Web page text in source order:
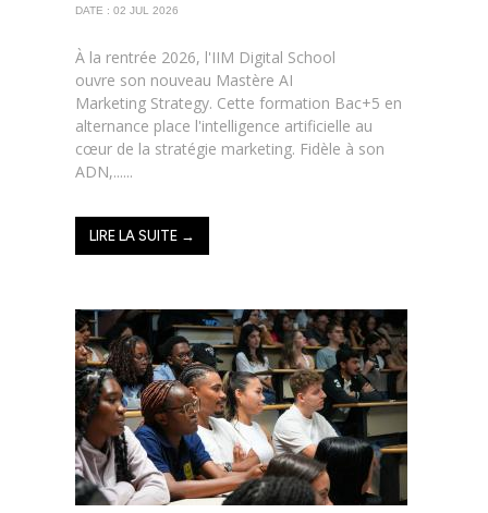
DATE : 02 JUL 2026
À la rentrée 2026, l'IIM Digital School
ouvre son nouveau Mastère AI
Marketing Strategy. Cette formation Bac+5 en
alternance place l'intelligence artificielle au
cœur de la stratégie marketing. Fidèle à son
ADN,......
LIRE LA SUITE →